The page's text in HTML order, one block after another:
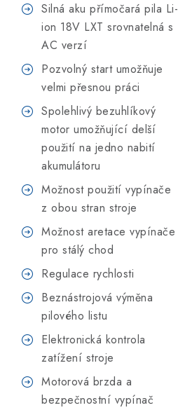
Silná aku přímočará pila Li-
ion 18V LXT srovnatelná s
AC verzí
Pozvolný start umožňuje
velmi přesnou práci
Spolehlivý bezuhlíkový
motor umožňující delší
použití na jedno nabití
akumulátoru
Možnost použití vypínače
z obou stran stroje
Možnost aretace vypínače
pro stálý chod
Regulace rychlosti
Beznástrojová výměna
pilového listu
Elektronická kontrola
zatížení stroje
Motorová brzda a
bezpečnostní vypínač